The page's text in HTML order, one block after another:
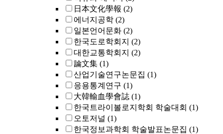
日本文化學報 (2)
에너지공학 (2)
일본언어문화 (2)
한국도로학회지 (2)
대한교통학회지 (2)
論文集 (1)
산업기술연구논문집 (1)
응용통계연구 (1)
大韓輸血學會誌 (1)
한국트라이볼로지학회 학술대회 (1)
오토저널 (1)
한국정보과학회 학술발표논문집 (1)